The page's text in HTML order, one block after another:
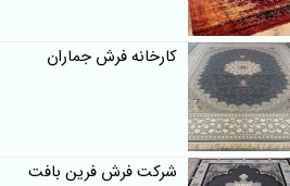
کارخانه فرش جماران
شرکت فرش فرین بافت